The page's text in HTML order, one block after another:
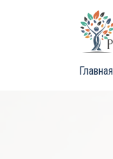
Главная